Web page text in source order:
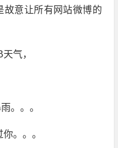
故意让所有网站微博的
气，
。。。
。。。